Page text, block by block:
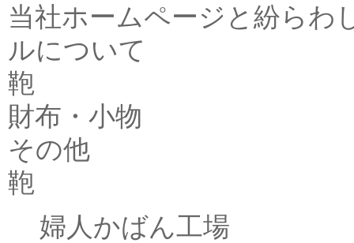
当社ホームページと紛らわ
ルについて
鞄
財布・小物
その他
鞄
婦人かばん工場